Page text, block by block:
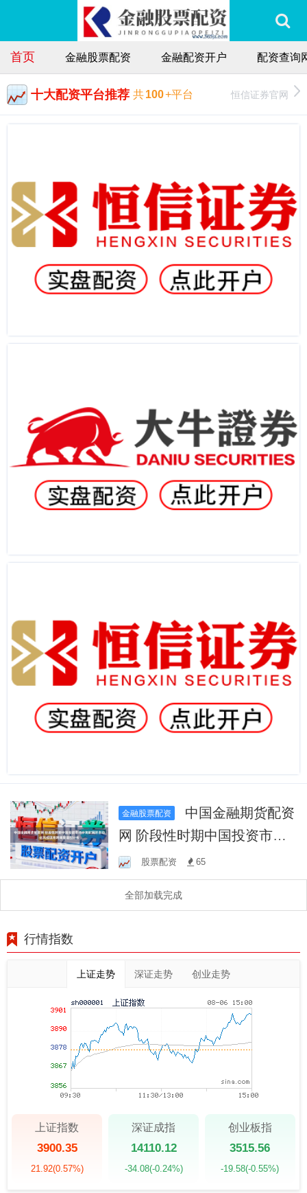
首页 金融股票配资 金融配资开户 配资查询
十大配资平台推荐 共100+平台 恒信证券官网
金融股票配资
网 阶段性时期中国投资市场
中淘配网的自动化风控流程
跨周期错配分析
股票配资 65
全部加载完成
行情指数
上证走势 深证走势 创业走势
上证指数
3900.35
21.92(0.57%)
深证成指
14110.12
-34.08(-0.24%)
创业板指
3515.56
-19.58(-0.55%)